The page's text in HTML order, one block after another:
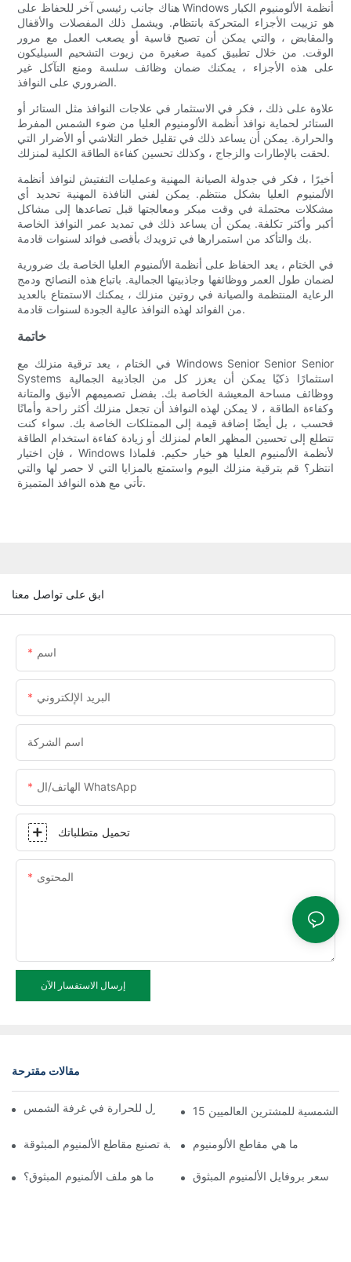
هناك جانب رئيسي آخر للحفاظ على Windows أنظمة الألومنيوم الكبار
هو تزييت الأجزاء المتحركة بانتظام. ويشمل ذلك المفصلات والأقفال
والمقابض ، والتي يمكن أن تصبح قاسية أو يصعب العمل مع مرور
الوقت. من خلال تطبيق كمية صغيرة من زيوت التشحيم السيليكون
على هذه الأجزاء ، يمكنك ضمان وظائف سلسة ومنع التآكل غير
الضروري على النوافذ.
علاوة على ذلك ، فكر في الاستثمار في علاجات النوافذ مثل الستائر أو
الستائر لحماية نوافذ أنظمة الألومنيوم العليا من ضوء الشمس المفرط
والحرارة. يمكن أن يساعد ذلك في تقليل خطر التلاشي أو الأضرار التي
لحقت بالإطارات والزجاج ، وكذلك تحسين كفاءة الطاقة الكلية لمنزلك.
أخيرًا ، فكر في جدولة الصيانة المهنية وعمليات التفتيش لنوافذ أنظمة
الألمنيوم العليا بشكل منتظم. يمكن لفني النافذة المهنية تحديد أي
مشكلات محتملة في وقت مبكر ومعالجتها قبل تصاعدها إلى مشاكل
أكبر وأكثر تكلفة. يمكن أن يساعد ذلك في تمديد عمر النوافذ الخاصة
بك والتأكد من استمرارها في تزويدك بأقصى فوائد لسنوات قادمة.
في الختام ، يعد الحفاظ على أنظمة الألمنيوم العليا الخاصة بك ضرورية
لضمان طول العمر ووظائفها وجاذبيتها الجمالية. باتباع هذه النصائح ودمج
الرعاية المنتظمة والصيانة في روتين منزلك ، يمكنك الاستمتاع بالعديد
من الفوائد لهذه النوافذ عالية الجودة لسنوات قادمة.
خاتمة
في الختام ، يعد ترقية منزلك مع Windows Senior Senior Senior
Systems استثمارًا ذكيًا يمكن أن يعزز كل من الجاذبية الجمالية
ووظائف مساحة المعيشة الخاصة بك. بفضل تصميمهم الأنيق والمتانة
وكفاءة الطاقة ، لا يمكن لهذه النوافذ أن تجعل منزلك أكثر راحة وأمانًا
فحسب ، بل أيضًا إضافة قيمة إلى الممتلكات الخاصة بك. سواء كنت
تتطلع إلى تحسين المظهر العام لمنزلك أو زيادة كفاءة استخدام الطاقة
، فإن اختيار Windows لأنظمة الألمنيوم العليا هو خيار حكيم. فلماذا
انتظر؟ قم بترقية منزلك اليوم واستمتع بالمزايا التي لا حصر لها والتي
تأتي مع هذه النوافذ المتميزة.
ابق على تواصل معنا
اسم
البريد الإلكتروني
اسم الشركة
الهاتف/ال WhatsApp
تحميل متطلباتك
المحتوى
إرسال الاستفسار الآن
مقالات مقترحة
تجميع سريع لملف الألمنيوم العازل للحرارة في غرفة الشمس
الشمسية للمشترين العالميين
عملية تصنيع مقاطع الألمنيوم المبثوقة ما هي مقاطع الألومنيوم
ما هو ملف الألمنيوم المبثوق؟ سعر بروفايل الألمنيوم المبثوق